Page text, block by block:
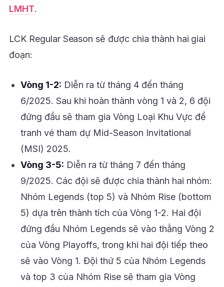
LMHT.
LCK Regular Season sẽ được chia thành hai giai
đoạn:
Vòng 1-2: Diễn ra từ tháng 4 đến tháng
6/2025. Sau khi hoàn thành vòng 1 và 2, 6 đội
đứng đầu sẽ tham gia Vòng Loại Khu Vực để
tranh vé tham dự Mid-Season Invitational
(MSI) 2025.
Vòng 3-5: Diễn ra từ tháng 7 đến tháng
9/2025. Các đội sẽ được chia thành hai nhóm:
Nhóm Legends (top 5) và Nhóm Rise (bottom
5) dựa trên thành tích của Vòng 1-2. Hai đội
đứng đầu Nhóm Legends sẽ vào thẳng Vòng 2
của Vòng Playoffs, trong khi hai đội tiếp theo
sẽ vào Vòng 1. Đội thứ 5 của Nhóm Legends
và top 3 của Nhóm Rise sẽ tham gia Vòng